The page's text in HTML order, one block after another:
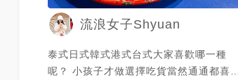
食驗室 #20f食驗室田調
流浪女子Shyuan
泰式日式韓式港式台式大家喜歡哪一種
呢？ 小孩子才做選擇吃貨當然通通都喜歡